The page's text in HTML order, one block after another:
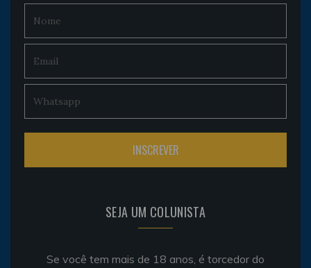
SEJA UM COLUNISTA
Se você tem mais de 18 anos, é torcedor do